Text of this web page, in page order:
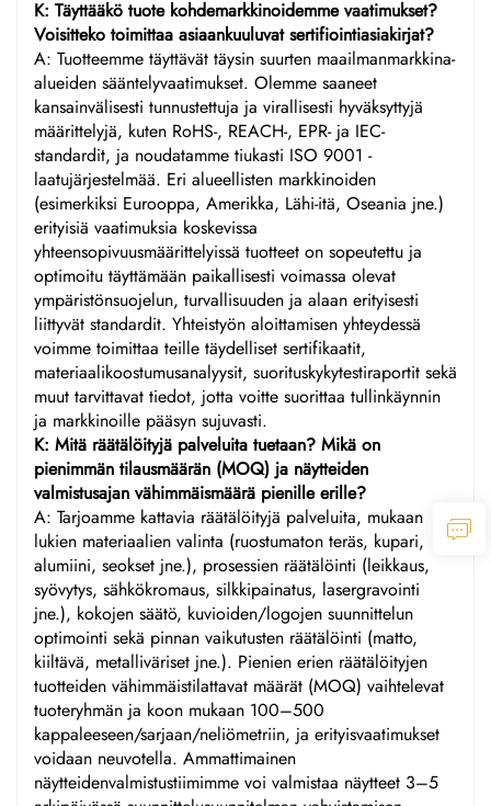
K: Täyttääkö tuote kohdemarkkinoidemme vaatimukset?
Voisitteko toimittaa asiaankuuluvat sertifiointiasiakirjat?
A: Tuotteemme täyttävät täysin suurten maailmanmarkkina-
alueiden sääntelyvaatimukset. Olemme saaneet
kansainvälisesti tunnustettuja ja virallisesti hyväksyttyjä
määrittelyjä, kuten RoHS-, REACH-, EPR- ja IEC-
standardit, ja noudatamme tiukasti ISO 9001 -
laatujärjestelmää. Eri alueellisten markkinoiden
(esimerkiksi Eurooppa, Amerikka, Lähi-itä, Oseania jne.)
erityisiä vaatimuksia koskevissa
yhteensopivuusmäärittelyissä tuotteet on sopeutettu ja
optimoitu täyttämään paikallisesti voimassa olevat
ympäristönsuojelun, turvallisuuden ja alaan erityisesti
liittyvät standardit. Yhteistyön aloittamisen yhteydessä
voimme toimittaa teille täydelliset sertifikaatit,
materiaalikoostumusanalyysit, suorituskykytestiraportit sekä
muut tarvittavat tiedot, jotta voitte suorittaa tullinkäynnin
ja markkinoille pääsyn sujuvasti.
K: Mitä räätälöityjä palveluita tuetaan? Mikä on
pienimmän tilausmäärän (MOQ) ja näytteiden
valmistusajan vähimmäismäärä pienille erille?
A: Tarjoamme kattavia räätälöityjä palveluita, mukaan
lukien materiaalien valinta (ruostumaton teräs, kupari,
alumiini, seokset jne.), prosessien räätälöinti (leikkaus,
syövytys, sähkökromaus, silkkipainatus, lasergravointi
jne.), kokojen säätö, kuvioiden/logojen suunnittelun
optimointi sekä pinnan vaikutusten räätälöinti (matto,
kiiltävä, metalliväriset jne.). Pienien erien räätälöityjen
tuotteiden vähimmäistilattavat määrät (MOQ) vaihtelevat
tuoteryhmän ja koon mukaan 100–500
kappaleeseen/sarjaan/neliömetriin, ja erityisvaatimukset
voidaan neuvotella. Ammattimainen
näytteidenvalmistustiimimme voi valmistaa näytteet 3–5